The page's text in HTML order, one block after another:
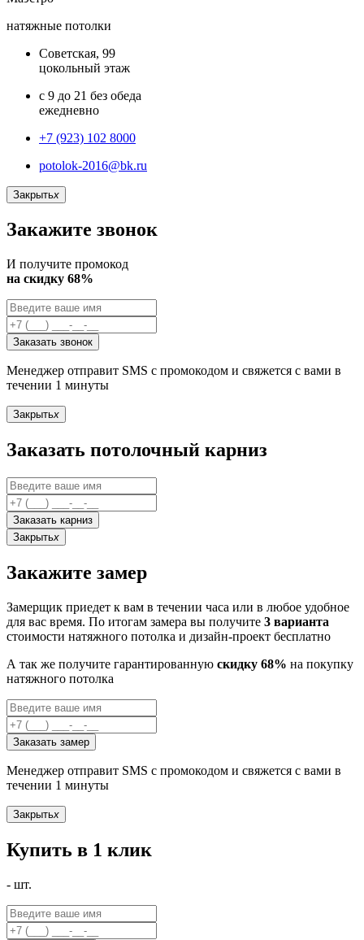
натяжные потолки
Советская, 99
цокольный этаж
с 9 до 21 без обеда
ежедневно
+7 (923) 102 8000
potolok-2016@bk.ru
Закрытьx
Закажите звонок
И получите промокод
на скидку 68%
Заказать звонок
Менеджер отправит SMS с промокодом и свяжется с вами в
течении 1 минуты
Закрытьx
Заказать потолочный карниз
Заказать карниз
Закрытьx
Закажите замер
Замерщик приедет к вам в течении часа или в любое удобное
для вас время. По итогам замера вы получите 3 варианта
стоимости натяжного потолка и дизайн-проект бесплатно
А так же получите гарантированную скидку 68% на покупку
натяжного потолка
Заказать замер
Менеджер отправит SMS с промокодом и свяжется с вами в
течении 1 минуты
Закрытьx
Купить в 1 клик
- шт.